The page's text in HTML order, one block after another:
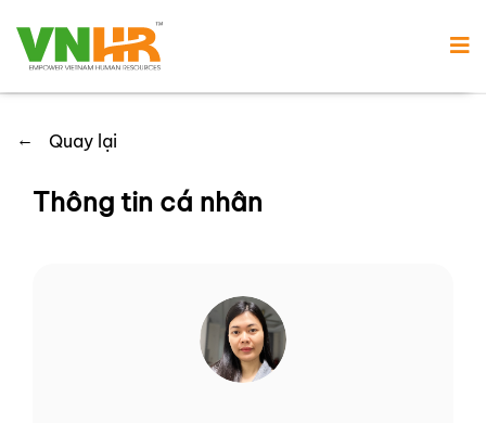
← Quay lại
Thông tin cá nhân